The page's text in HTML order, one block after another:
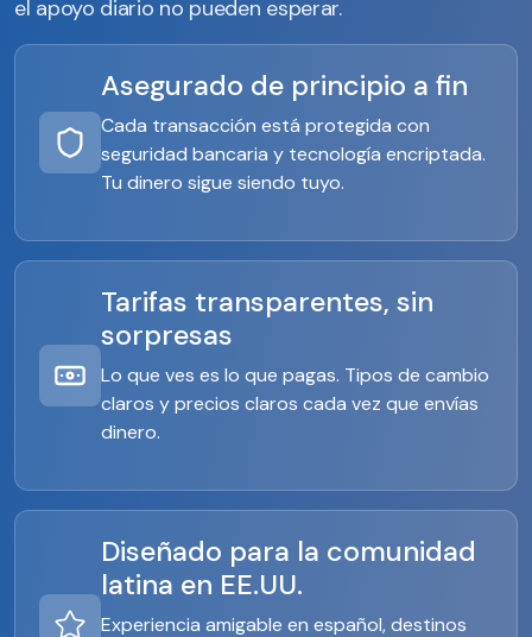
el apoyo diario no pueden esperar.
Asegurado de principio a fin
Cada transacción está protegida con
seguridad bancaria y tecnología encriptada.
Tu dinero sigue siendo tuyo.
Tarifas transparentes, sin
sorpresas
Lo que ves es lo que pagas. Tipos de cambio
claros y precios claros cada vez que envías
dinero.
Diseñado para la comunidad
latina en EE.UU.
Experiencia amigable en español, destinos